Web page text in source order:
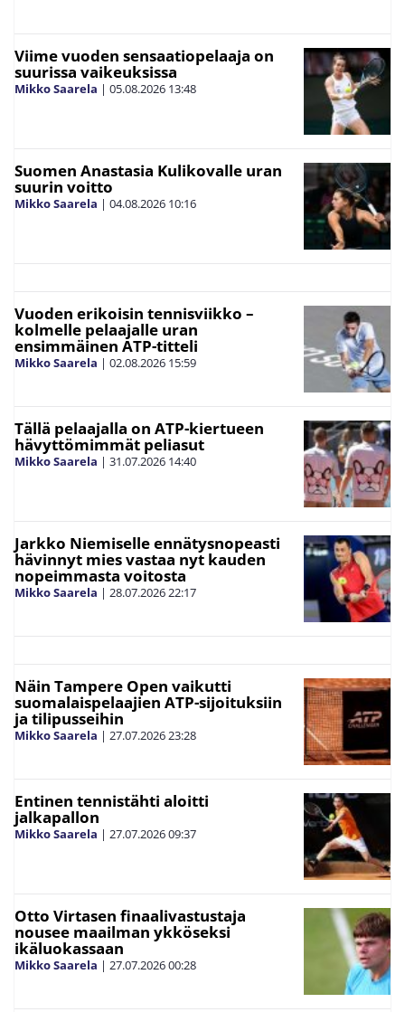
Viime vuoden sensaatiopelaaja on
suurissa vaikeuksissa
Mikko Saarela | 05.08.2026 13:48
Suomen Anastasia Kulikovalle uran
suurin voitto
Mikko Saarela | 04.08.2026 10:16
Vuoden erikoisin tennisviikko –
kolmelle pelaajalle uran
ensimmäinen ATP-titteli
Mikko Saarela | 02.08.2026 15:59
Tällä pelaajalla on ATP-kiertueen
hävyttömimmät peliasut
Mikko Saarela | 31.07.2026 14:40
Jarkko Niemiselle ennätysnopeasti
hävinnyt mies vastaa nyt kauden
nopeimmasta voitosta
Mikko Saarela | 28.07.202622:17
Näin Tampere Open vaikutti
suomalaispelaajien ATP-sijoituksiin
ja tilipusseihin
Mikko Saarela | 27.07.202623:28
Entinen tennistähti aloitti
jalkapallon
Mikko Saarela | 27.07.202609:37
Otto Virtasen finaalivastustaja
nousee maailman ykköseksi
ikäluokassaan
Mikko Saarela | 27.07.202600:28